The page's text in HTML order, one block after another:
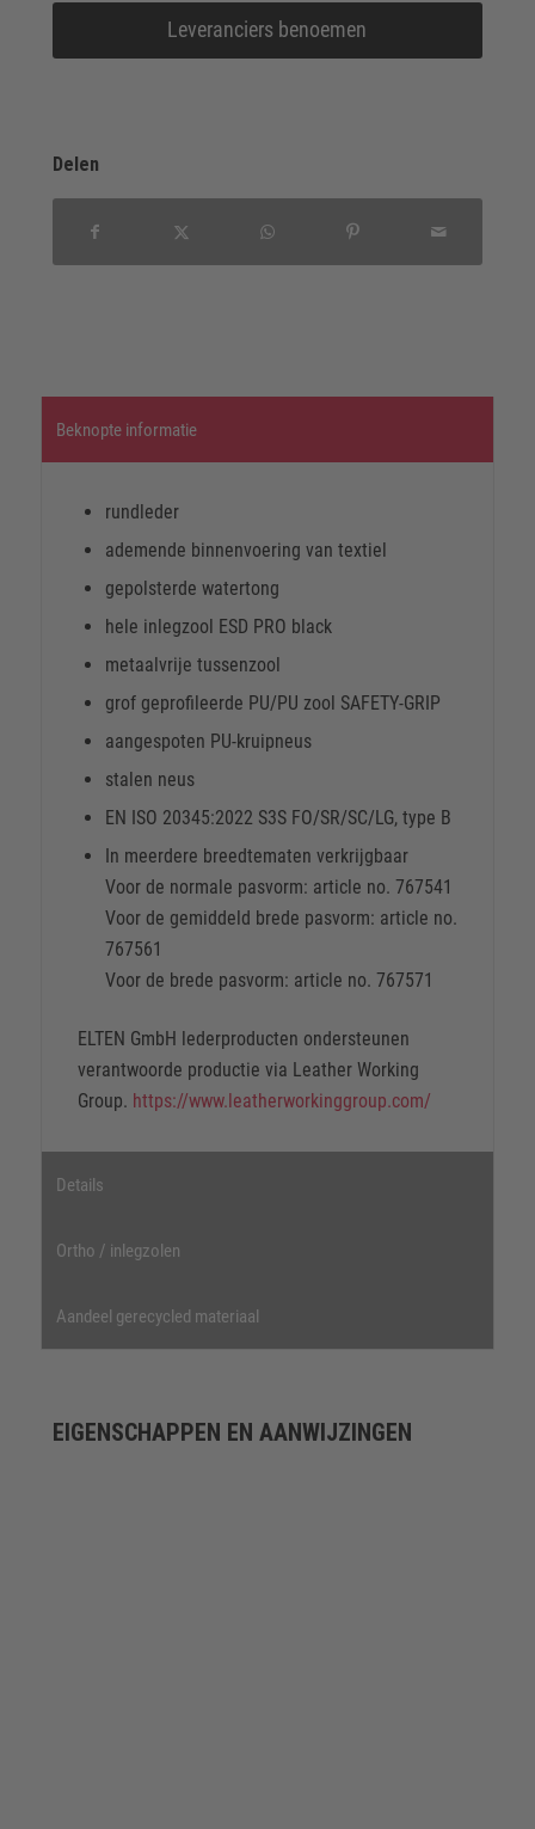
Leveranciers benoemen
Delen
Beknopte informatie
rundleder
ademende binnenvoering van textiel
gepolsterde watertong
hele inlegzool ESD PRO black
metaalvrije tussenzool
grof geprofileerde PU/PU zool SAFETY-GRIP
aangespoten PU-kruipneus
stalen neus
EN ISO 20345:2022 S3S FO/SR/SC/LG, type B
In meerdere breedtematen verkrijgbaar
Voor de normale pasvorm: article no. 767541
Voor de gemiddeld brede pasvorm: article no.
767561
Voor de brede pasvorm: article no. 767571
ELTEN GmbH lederproducten ondersteunen
verantwoorde productie via Leather Working
Group. https://www.leatherworkinggroup.com/
Details
Ortho / inlegzolen
Aandeel gerecycled materiaal
EIGENSCHAPPEN EN AANWIJZINGEN